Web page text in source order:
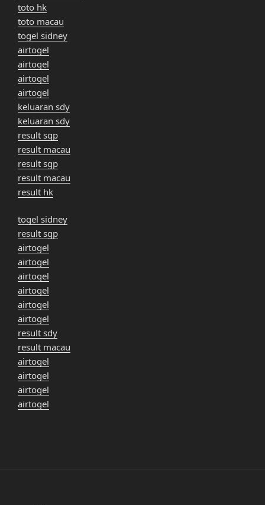
toto hk
toto macau
togel sidney
airtogel
airtogel
airtogel
airtogel
keluaran sdy
keluaran sdy
result sgp
result macau
result sgp
result macau
result hk
togel sidney
result sgp
airtogel
airtogel
airtogel
airtogel
airtogel
airtogel
result sdy
result macau
airtogel
airtogel
airtogel
airtogel